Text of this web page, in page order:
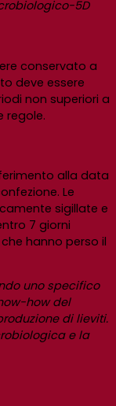
5D
conservato a
deve essere
non superiori a
regole.
alla data
Le
sigillate e
7 giorni
hanno perso il
uno specifico
how del
di lieviti.
e la